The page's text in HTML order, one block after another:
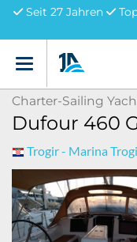
Seit 27 Jahren
Menü
Charter-Sailing
Dufour 460
Trogir - Marina